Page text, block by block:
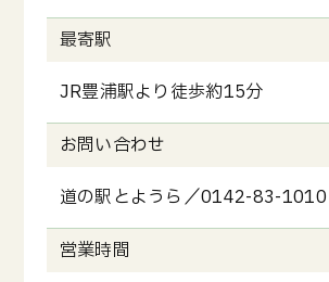
最寄駅
JR豊浦駅より徒歩約15分
お問い合わせ
道の駅とようら／0142-83-1010
営業時間